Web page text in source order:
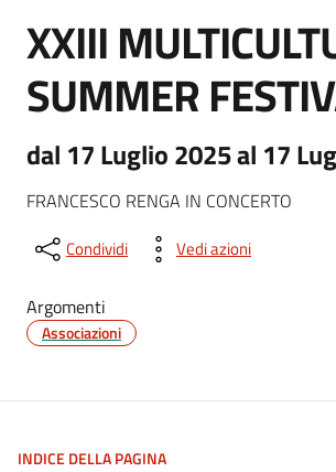
XXIII
SUMMER
dal 17 Luglio 2025 al 17
FRANCESCO RENGA IN CONCERTO
Condividi Vedi azioni
Argomenti
Associazioni
INDICE DELLA PAGINA